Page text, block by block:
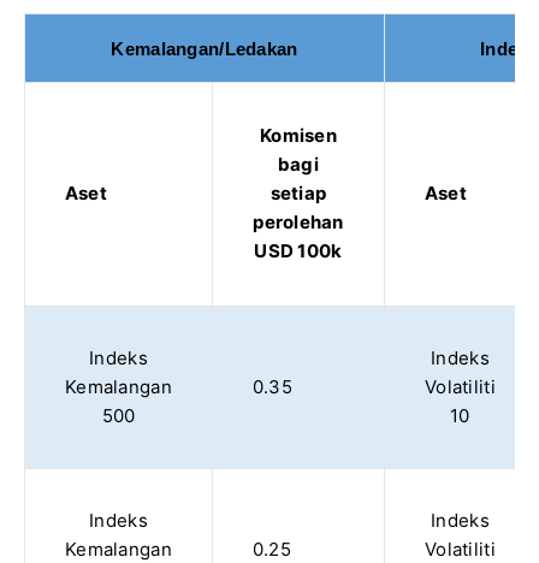
Kemalangan/Ledakan
Aset
Komisen
bagi
setiap
perolehan
USD 100k
Aset
Indeks
Kemalangan
500
0.35
Indeks
Volatiliti
10
Indeks
Kemalangan
0.25
Indeks
Volatiliti